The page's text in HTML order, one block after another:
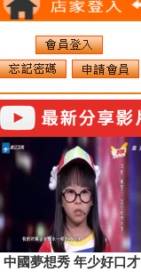
中國夢想秀 年少好口才